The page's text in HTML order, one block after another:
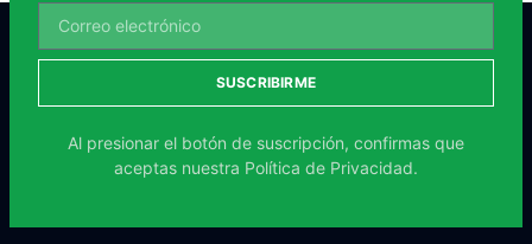
SUSCRIBIRME
Al presionar el botón de suscripción, confirmas que
aceptas nuestra Política de Privacidad.